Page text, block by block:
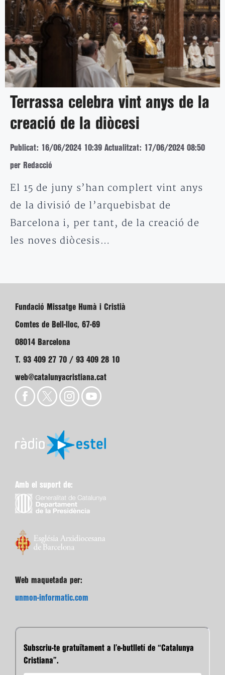
Terrassa celebra vint anys de la
creació de la diòcesi
Publicat: 16/06/2024 10:39 Actualitzat: 17/06/2024 08:50
per Redacció
El 15 de juny s’han complert vint anys
de la divisió de l’arquebisbat de
Barcelona i, per tant, de la creació de
les noves diòcesis…
Fundació Missatge Humà i Cristià
Comtes de Bell-lloc, 67-69
08014 Barcelona
T. 93 409 27 70 / 93 409 28 10
web@catalunyacristiana.cat
Amb el suport de:
Web maquetada per:
unmon-informatic.com
Subscriu-te gratuïtament a l’e-butlletí de “Catalunya
Cristiana”.